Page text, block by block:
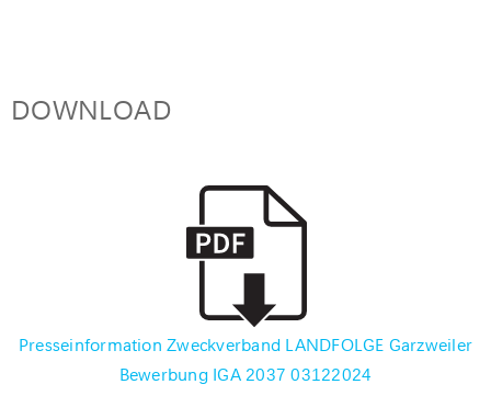
DOWNLOAD
Presseinformation Zweckverband LANDFOLGE Garzweiler
Bewerbung IGA 2037 03122024